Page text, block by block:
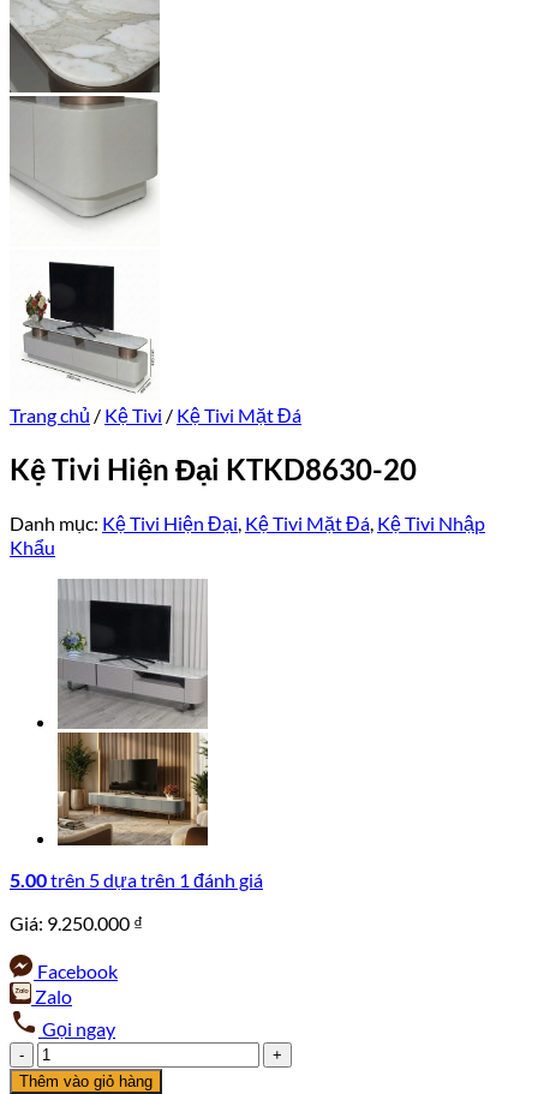
Trang chủ / Kệ Tivi / Kệ Tivi Mặt Đá
Kệ Tivi Hiện Đại KTKD8630-20
Danh mục: Kệ Tivi Hiện Đại, Kệ Tivi Mặt Đá, Kệ Tivi Nhập
Khẩu
5.00trên 5 dựa trên 1 đánh giá
Giá: 9.250.000 ₫
Facebook
Zalo
Gọi ngay
Kệ
Tivi
Thêm vào giỏ hàng